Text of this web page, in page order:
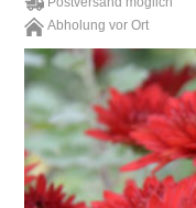
Abholung vor Ort